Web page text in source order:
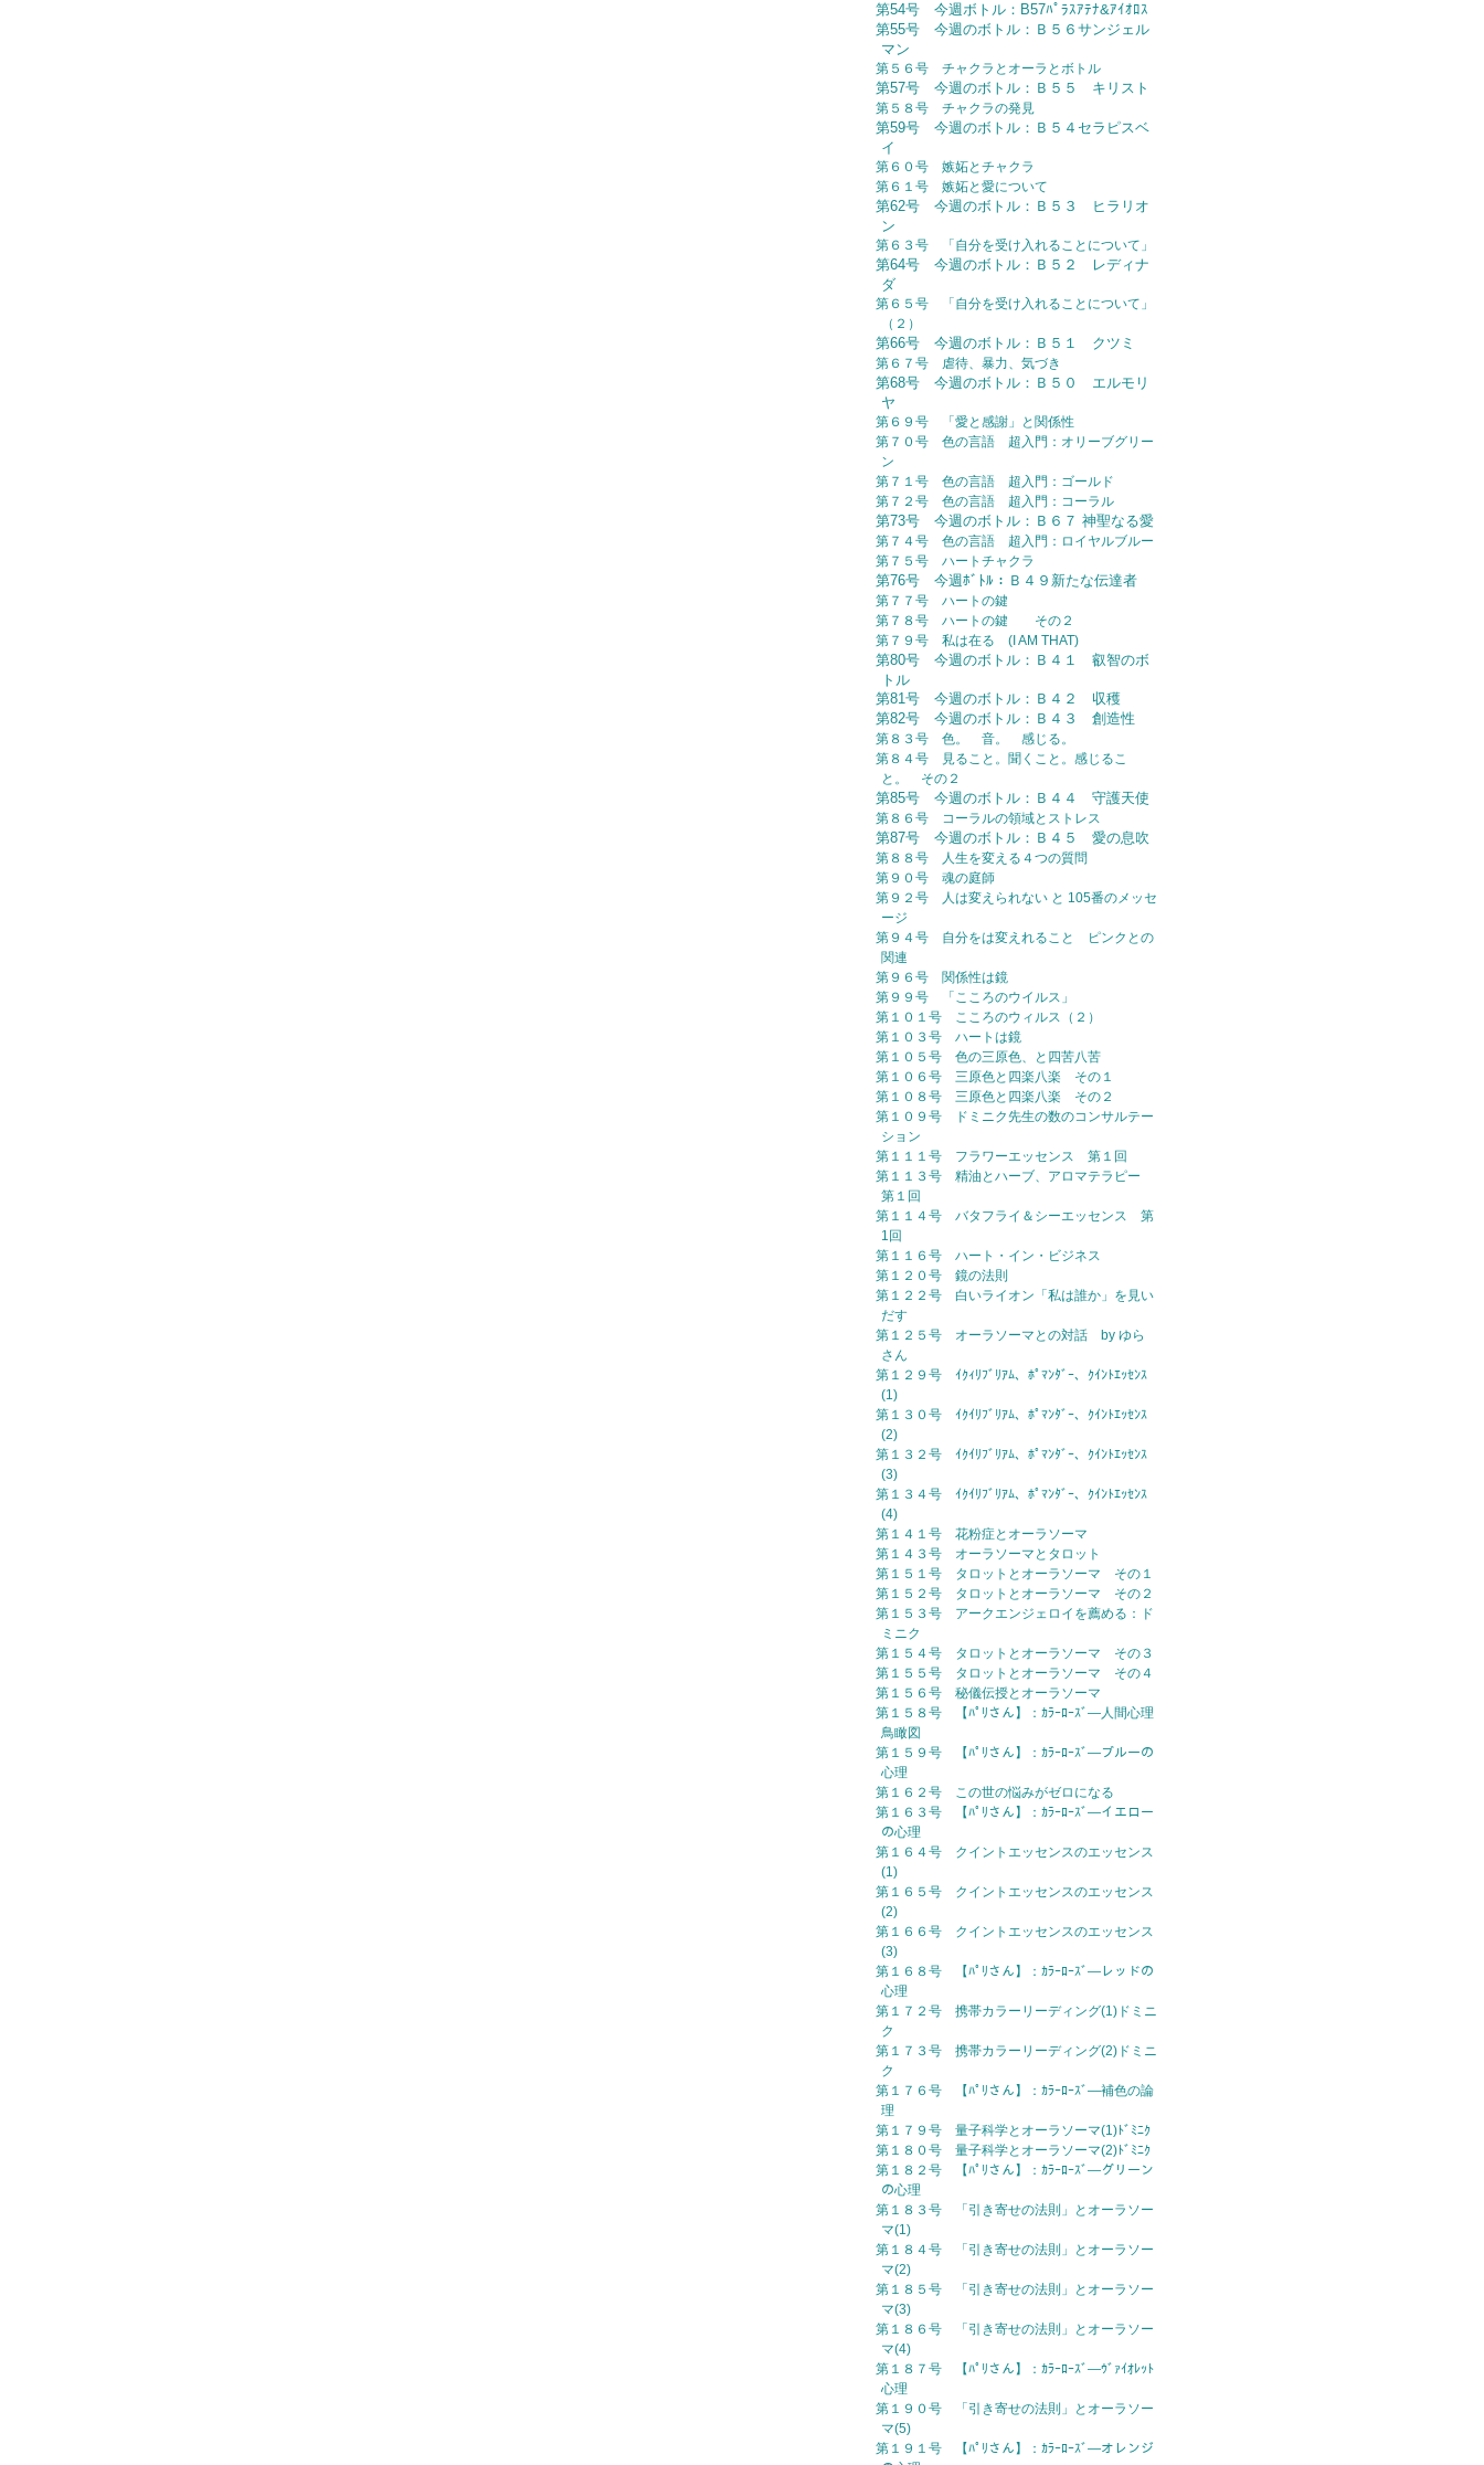
第54号 今週ボトル：B57ﾊﾟﾗｽｱﾃﾅ&ｱｲｵﾛｽ
第55号 今週のボトル：Ｂ５６サンジェル
マン
第５６号 チャクラとオーラとボトル
第57号 今週のボトル：Ｂ５５ キリスト
第５８号 チャクラの発見
第59号 今週のボトル：Ｂ５４セラピスベ
イ
第６０号 嫉妬とチャクラ
第６１号 嫉妬と愛について
第62号 今週のボトル：Ｂ５３ ヒラリオ
ン
第６３号 「自分を受け入れることについて」
第64号 今週のボトル：Ｂ５２ レディナ
ダ
第６５号 「自分を受け入れることについて」
（２）
第66号 今週のボトル：Ｂ５１ クツミ
第６７号 虐待、暴力、気づき
第68号 今週のボトル：Ｂ５０ エルモリ
ヤ
第６９号 「愛と感謝」と関係性
第７０号 色の言語 超入門：オリーブグリー
ン
第７１号 色の言語 超入門：ゴールド
第７２号 色の言語 超入門：コーラル
第73号 今週のボトル：Ｂ６７ 神聖なる愛
第７４号 色の言語 超入門：ロイヤルブルー
第７５号 ハートチャクラ
第76号 今週ﾎﾞﾄﾙ：Ｂ４９新たな伝達者
第７７号 ハートの鍵
第７８号 ハートの鍵 その２
第７９号 私は在る (I AM THAT)
第80号 今週のボトル：Ｂ４１ 叡智のボ
トル
第81号 今週のボトル：Ｂ４２ 収穫
第82号 今週のボトル：Ｂ４３ 創造性
第８３号 色。 音。 感じる。
第８４号 見ること。聞くこと。感じるこ
と。 その２
第85号 今週のボトル：Ｂ４４ 守護天使
第８６号 コーラルの領域とストレス
第87号 今週のボトル：Ｂ４５ 愛の息吹
第８８号 人生を変える４つの質問
第９０号 魂の庭師
第９２号 人は変えられない と 105番のメッセ
ージ
第９４号 自分をは変えれること ピンクとの
関連
第９６号 関係性は鏡
第９９号 「こころのウイルス」
第１０１号 こころのウィルス（２）
第１０３号 ハートは鏡
第１０５号 色の三原色、と四苦八苦
第１０６号 三原色と四楽八楽 その１
第１０８号 三原色と四楽八楽 その２
第１０９号 ドミニク先生の数のコンサルテー
ション
第１１１号 フラワーエッセンス 第１回
第１１３号 精油とハーブ、アロマテラピー
第１回
第１１４号 バタフライ＆シーエッセンス 第
1回
第１１６号 ハート・イン・ビジネス
第１２０号 鏡の法則
第１２２号 白いライオン「私は誰か」を見い
だす
第１２５号 オーラソーマとの対話 by ゆら
さん
第１２９号 ｲｸｨﾘﾌﾞﾘｱﾑ、ﾎﾟﾏﾝﾀﾞｰ、ｸｲﾝﾄｴｯｾﾝｽ
(1)
第１３０号 ｲｸｲﾘﾌﾞﾘｱﾑ、ﾎﾟﾏﾝﾀﾞｰ、ｸｲﾝﾄｴｯｾﾝｽ
(2)
第１３２号 ｲｸｲﾘﾌﾞﾘｱﾑ、ﾎﾟﾏﾝﾀﾞｰ、ｸｲﾝﾄｴｯｾﾝｽ
(3)
第１３４号 ｲｸｲﾘﾌﾞﾘｱﾑ、ﾎﾟﾏﾝﾀﾞｰ、ｸｲﾝﾄｴｯｾﾝｽ
(4)
第１４１号 花粉症とオーラソーマ
第１４３号 オーラソーマとタロット
第１５１号 タロットとオーラソーマ その１
第１５２号 タロットとオーラソーマ その２
第１５３号 アークエンジェロイを薦める：ド
ミニク
第１５４号 タロットとオーラソーマ その３
第１５５号 タロットとオーラソーマ その４
第１５６号 秘儀伝授とオーラソーマ
第１５８号 【ﾊﾟﾘさん】：ｶﾗｰﾛｰｽﾞ—人間心理
鳥瞰図
第１５９号 【ﾊﾟﾘさん】：ｶﾗｰﾛｰｽﾞ—ブルーの
心理
第１６２号 この世の悩みがゼロになる
第１６３号 【ﾊﾟﾘさん】：ｶﾗｰﾛｰｽﾞ—イエロー
の心理
第１６４号 クイントエッセンスのエッセンス
(1)
第１６５号 クイントエッセンスのエッセンス
(2)
第１６６号 クイントエッセンスのエッセンス
(3)
第１６８号 【ﾊﾟﾘさん】：ｶﾗｰﾛｰｽﾞ—レッドの
心理
第１７２号 携帯カラーリーディング(1)ドミニ
ク
第１７３号 携帯カラーリーディング(2)ドミニ
ク
第１７６号 【ﾊﾟﾘさん】：ｶﾗｰﾛｰｽﾞ—補色の論
理
第１７９号 量子科学とオーラソーマ(1)ﾄﾞﾐﾆｸ
第１８０号 量子科学とオーラソーマ(2)ﾄﾞﾐﾆｸ
第１８２号 【ﾊﾟﾘさん】：ｶﾗｰﾛｰｽﾞ—グリーン
の心理
第１８３号 「引き寄せの法則」とオーラソー
マ(1)
第１８４号 「引き寄せの法則」とオーラソー
マ(2)
第１８５号 「引き寄せの法則」とオーラソー
マ(3)
第１８６号 「引き寄せの法則」とオーラソー
マ(4)
第１８７号 【ﾊﾟﾘさん】：ｶﾗｰﾛｰｽﾞ—ｳﾞｧｲｵﾚｯﾄ
心理
第１９０号 「引き寄せの法則」とオーラソー
マ(5)
第１９１号 【ﾊﾟﾘさん】：ｶﾗｰﾛｰｽﾞ—オレンジ